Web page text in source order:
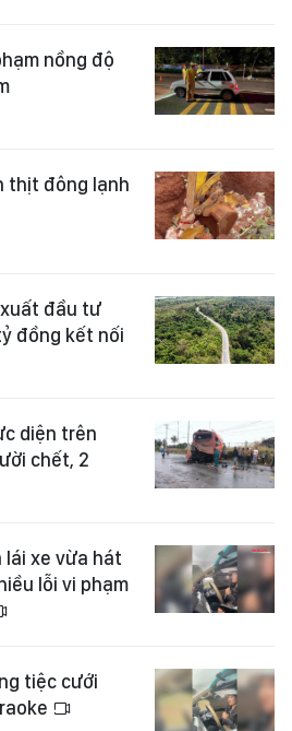
nồng độ
thịt đông lạnh
xuất đầu tư
đồng kết nối
diện trên
chết, 2
lái xe vừa hát
lỗi vi phạm
tiệc cưới